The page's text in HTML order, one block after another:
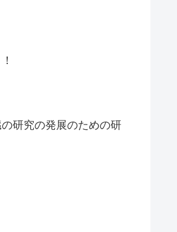
研究の発展のための研